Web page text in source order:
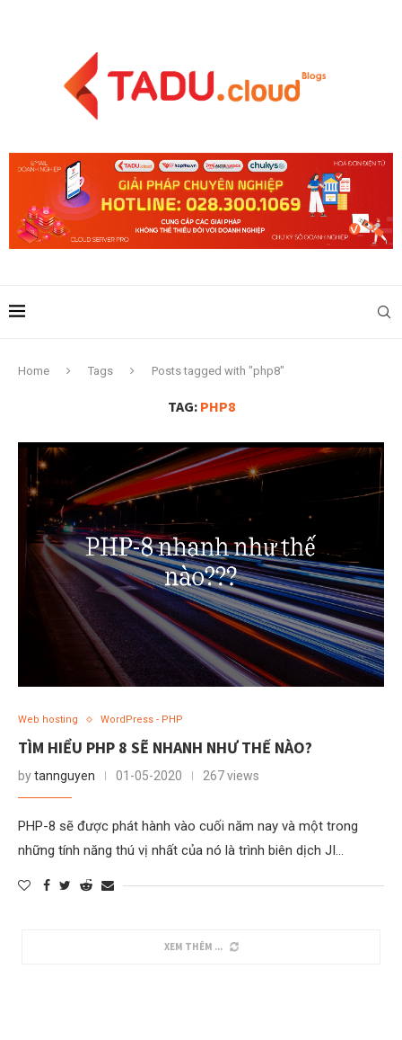
Home Tags Posts tagged with "php8"
TAG: PHP8
Web hosting WordPress - PHP
TÌM HIỂU PHP 8 SẼ NHANH NHƯ THẾ NÀO?
bytannguyen 01-05-2020 267 views
PHP-8 sẽ được phát hành vào cuối năm nay và một trong
những tính năng thú vị nhất của nó là trình biên dịch JI…
XEM THÊM